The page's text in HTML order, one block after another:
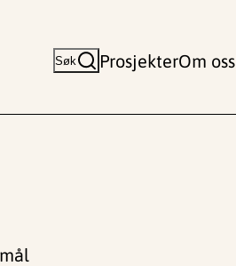
Søk ProsjekterOm oss